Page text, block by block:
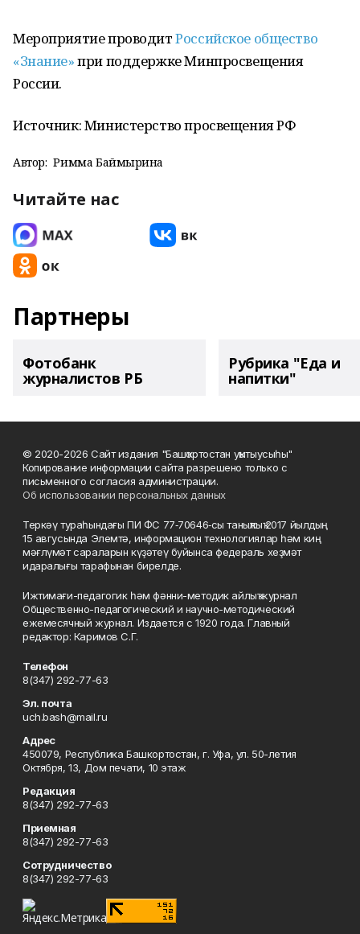
Мероприятие проводитРоссийское общество
«Знание»при поддержке Минпросвещения
России.
Источник: Министерство просвещения РФ
Автор: Римма Баймырҙина
Читайте нас
Партнеры
Фотобанк
журналистов РБ
Рубрика "Еда и
напитки"
© 2020-2026 Сайт издания "Башҡортостан уҡытыусыһы"
Копирование информации сайта разрешено только с
письменного согласия администрации.
Об использовании персональных данных
Теркәү тураһындағы ПИ ФС 77‑70646‑сы таныҡлыҡ 2017 йылдың
15 авгусында Элемтә, информацион технологиялар һәм киң
мәғлүмәт сараларын күҙәтеү буйынса федераль хеҙмәт
идаралығы тарафынан бирелде.
Ижтимағи-педагогик һәм фәнни-методик айлыҡ журнал
Общественно-педагогический и научно-методический
ежемесячный журнал. Издается с 1920 года. Главный
редактор: Каримов С.Г.
Телефон
8(347) 292-77-63
Эл. почта
uch.bash@mail.ru
Адрес
450079, Республика Башкортостан, г. Уфа, ул. 50-летия
Октября, 13, Дом печати, 10 этаж
Редакция
8(347) 292-77-63
Приемная
8(347) 292-77-63
Сотрудничество
8(347) 292-77-63